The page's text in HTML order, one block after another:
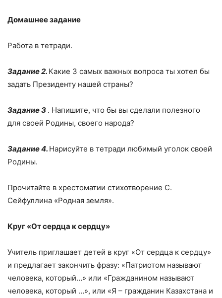
Домашнее задание
Работа в тетради.
Задание 2. Какие 3 самых важных вопроса ты хотел бы
задать Президенту нашей страны?
Задание 3 . Напишите, что бы вы сделали полезного
для своей Родины, своего народа?
Задание 4. Нарисуйте в тетради любимый уголок своей
Родины.
Прочитайте в хрестоматии стихотворение С.
Сейфуллина «Родная земля».
Круг «От сердца к сердцу»
Учитель приглашает детей в круг «От сердца к сердцу»
и предлагает закончить фразу: «Патриотом называют
человека, который…» или «Гражданином называют
человека, который …», или «Я – гражданин Казахстана и